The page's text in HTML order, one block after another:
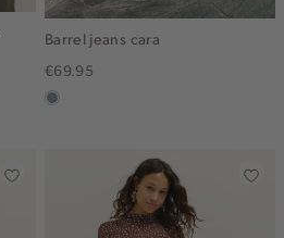
Barrel jeans cara
€69.95
dusty